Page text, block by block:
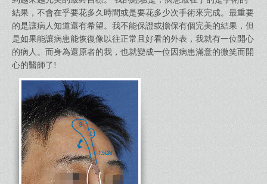
結果，不會在乎要花多久時間或是要花多少次手術來完成。最重要
的是讓病人知道還有希望。我不能保證或擔保有個完美的結果，但
是如果能讓病患能恢復像以往正常且好看的外表，我就有一位開心
的病人。而身為還原者的我，也就變成一位因病患滿意的微笑而開
心的醫師了!